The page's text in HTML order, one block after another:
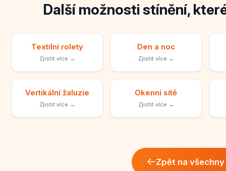
Další možnosti stínění,
Textilní rolety
Zjistit více →
Den a noc
Zjistit více →
Vertikální žaluzie
Zjistit více →
Okenní sítě
Zjistit více →
Zpět na